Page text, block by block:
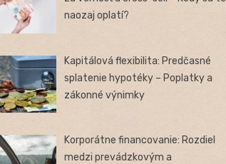
naozaj oplatí?
Kapitálová flexibilita: Predčasné
splatenie hypotéky – Poplatky a
zákonné výnimky
Korporátne financovanie: Rozdiel
medzi prevádzkovým a